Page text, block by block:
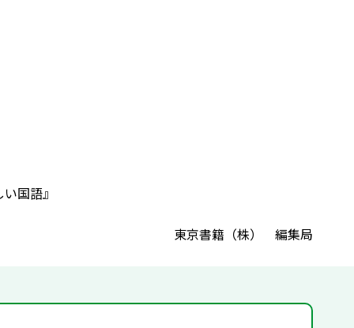
国語』
東京書籍（株） 編集局